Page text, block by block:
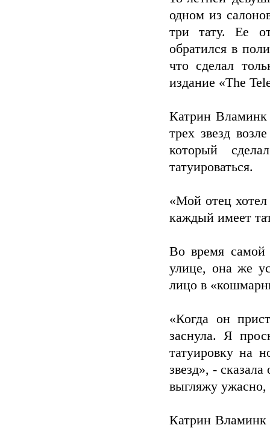
одном из
три тату. Ее
обратился в
что сделал
издание «The
Катрин Вламинк
трех звезд
который
татуироваться.
«Мой отец
каждый имеет
Во время самой
улице, она же
лицо в
«Когда он
заснула. Я
татуировку на
звезд», -
выгляжу ужасно,
Катрин